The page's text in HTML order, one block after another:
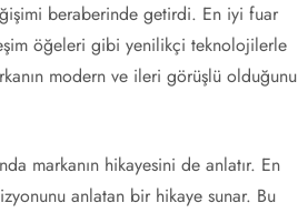
beraberinde getirdi. En iyi fuar
öğeleri gibi yenilikçi teknolojilerle
modern ve ileri görüşlü olduğunu
markanın hikayesini de anlatır. En
anlatan bir hikaye sunar. Bu